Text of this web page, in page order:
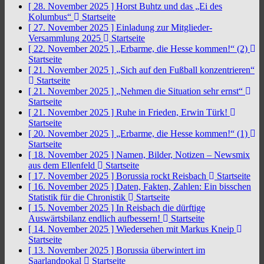
[ 28. November 2025 ] Horst Buhtz und das „Ei des
Kolumbus“
Startseite
[ 27. November 2025 ] Einladung zur Mitglieder-
Versammlung 2025
Startseite
[ 22. November 2025 ] „Erbarme, die Hesse kommen!“ (2)
Startseite
[ 21. November 2025 ] „Sich auf den Fußball konzentrieren“
Startseite
[ 21. November 2025 ] „Nehmen die Situation sehr ernst“
Startseite
[ 21. November 2025 ] Ruhe in Frieden, Erwin Türk!
Startseite
[ 20. November 2025 ] „Erbarme, die Hesse kommen!“ (1)
Startseite
[ 18. November 2025 ] Namen, Bilder, Notizen – Newsmix
aus dem Ellenfeld
Startseite
[ 17. November 2025 ] Borussia rockt Reisbach
Startseite
[ 16. November 2025 ] Daten, Fakten, Zahlen: Ein bisschen
Statistik für die Chronistik
Startseite
[ 15. November 2025 ] In Reisbach die dürftige
Auswärtsbilanz endlich aufbessern!
Startseite
[ 14. November 2025 ] Wiedersehen mit Markus Kneip
Startseite
[ 13. November 2025 ] Borussia überwintert im
Saarlandpokal
Startseite